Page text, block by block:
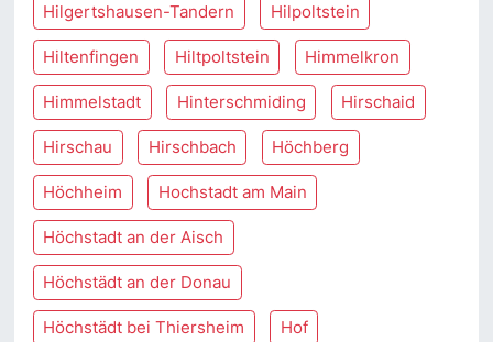
Hilgertshausen-Tandern Hilpoltstein
Hiltenfingen Hiltpoltstein Himmelkron
Himmelstadt Hinterschmiding Hirschaid
Hirschau Hirschbach Höchberg
Höchheim Hochstadt am Main
Höchstadt an der Aisch
Höchstädt an der Donau
Höchstädt bei Thiersheim Hof